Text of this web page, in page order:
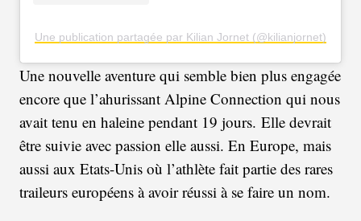
Une publication partagée par Kilian Jornet (@kilianjornet)
Une nouvelle aventure qui semble bien plus engagée
encore que l’ahurissant Alpine Connection qui nous
avait tenu en haleine pendant 19 jours. Elle devrait
être suivie avec passion elle aussi. En Europe, mais
aussi aux Etats-Unis où l’athlète fait partie des rares
traileurs européens à avoir réussi à se faire un nom.